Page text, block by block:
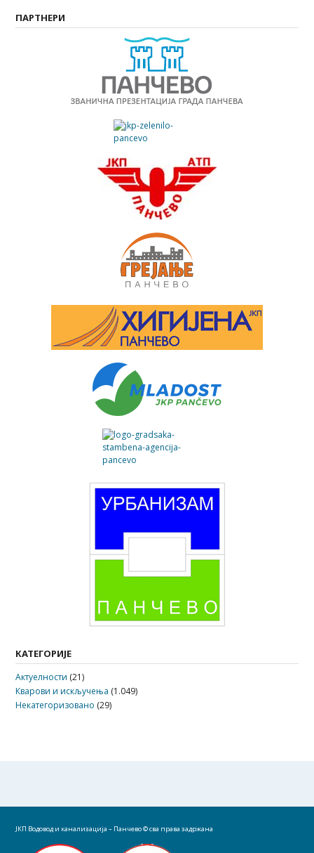
ПАРТНЕРИ
КАТЕГОРИЈЕ
Актуелности (21)
Кварови и искључења (1.049)
Некатегоризовано (29)
ЈКП Водовод и канализација – Панчево© сва права задржана